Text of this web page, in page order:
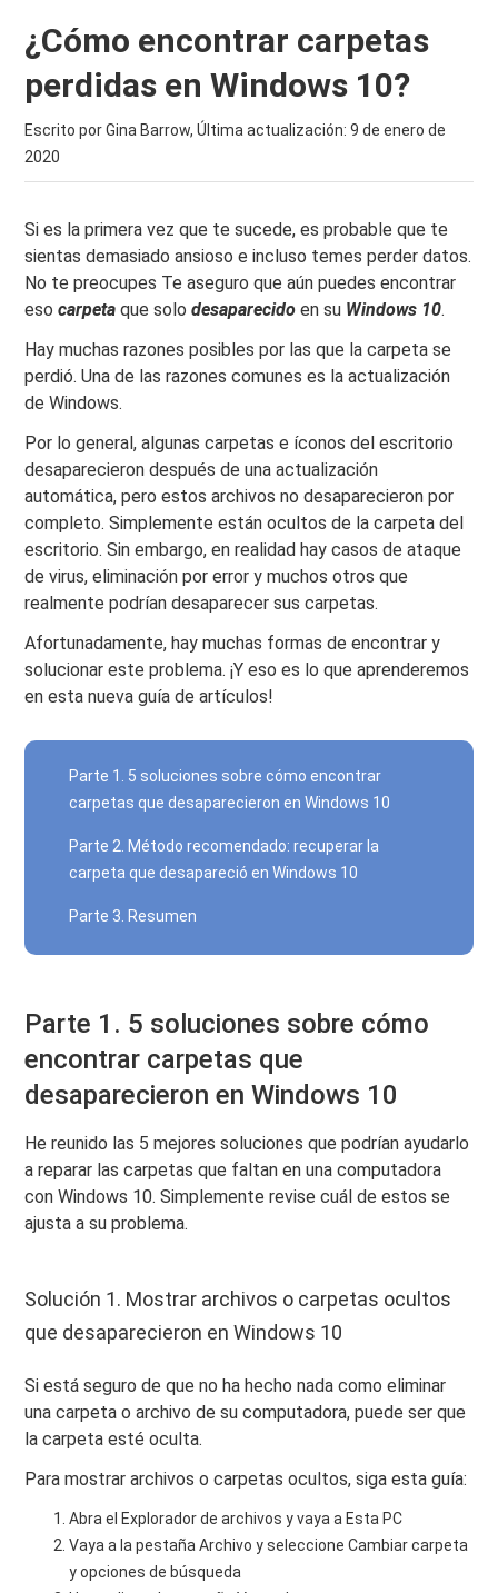
¿Cómo encontrar carpetas
perdidas en Windows 10?
Escrito por Gina Barrow, Última actualización:9 de enero de
2020
Si es la primera vez que te sucede, es probable que te
sientas demasiado ansioso e incluso temes perder datos.
No te preocupes Te aseguro que aún puedes encontrar
esocarpeta que solodesaparecido en su Windows 10.
Hay muchas razones posibles por las que la carpeta se
perdió. Una de las razones comunes es la actualización
de Windows.
Por lo general, algunas carpetas e íconos del escritorio
desaparecieron después de una actualización
automática, pero estos archivos no desaparecieron por
completo. Simplemente están ocultos de la carpeta del
escritorio. Sin embargo, en realidad hay casos de ataque
de virus, eliminación por error y muchos otros que
realmente podrían desaparecer sus carpetas.
Afortunadamente, hay muchas formas de encontrar y
solucionar este problema. ¡Y eso es lo que aprenderemos
en esta nueva guía de artículos!
Parte 1. 5 soluciones sobre cómo encontrar
carpetas que desaparecieron en Windows 10
Parte 2. Método recomendado: recuperar la
carpeta que desapareció en Windows 10
Parte 3. Resumen
Parte 1. 5 soluciones sobre cómo
encontrar carpetas que
desaparecieron en Windows 10
He reunido las 5 mejores soluciones que podrían ayudarlo
a reparar las carpetas que faltan en una computadora
con Windows 10. Simplemente revise cuál de estos se
ajusta a su problema.
Solución 1. Mostrar archivos o carpetas ocultos
que desaparecieron en Windows 10
Si está seguro de que no ha hecho nada como eliminar
una carpeta o archivo de su computadora, puede ser que
la carpeta esté oculta.
Para mostrar archivos o carpetas ocultos, siga esta guía:
Abra el Explorador de archivos y vaya a Esta PC
Vaya a la pestaña Archivo y seleccione Cambiar carpeta
y opciones de búsqueda